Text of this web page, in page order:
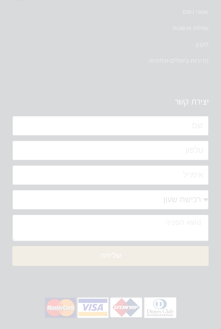
שעוני נשים
שאלות ותשובות
תקנון
מדיניות-ביטולים-והחזרות
יצירת קשר
שליחה